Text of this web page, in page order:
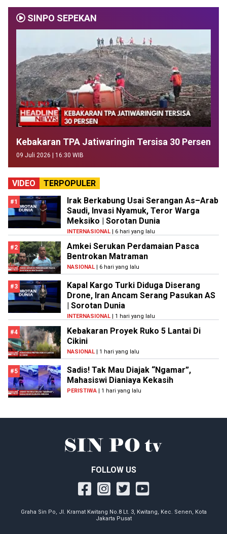
SINPO SEPEKAN
Kebakaran TPA Jatiwaringin Tersisa 30 Persen
09 Juli 2026 | 16:30 WIB
VIDEO TERPOPULER
#1
Irak Berkabung Usai Serangan As–Arab
Saudi, Invasi Nyamuk, Teror Warga
Meksiko | Sorotan Dunia
INTERNASIONAL | 6 hari yang lalu
#2
Amkei Serukan Perdamaian Pasca
Bentrokan Matraman
NASIONAL | 6 hari yang lalu
#3
Kapal Kargo Turki Diduga Diserang
Drone, Iran Ancam Serang Pasukan AS
| Sorotan Dunia
INTERNASIONAL | 1 hari yang lalu
#4
Kebakaran Proyek Ruko 5 Lantai Di
Cikini
NASIONAL | 1 hari yang lalu
#5
Sadis! Tak Mau Diajak “Ngamar”,
Mahasiswi Dianiaya Kekasih
PERISTIWA | 1 hari yang lalu
FOLLOW US
Graha Sin Po, Jl. Kramat Kwitang No.8 Lt. 3, Kwitang, Kec. Senen, Kota
Jakarta Pusat